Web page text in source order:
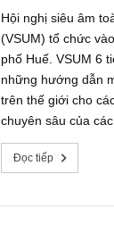
Hội nghị siêu âm
(VSUM) tổ chức
phố Huế. VSUM 6
những hướng dẫn
trên thế giới cho
chuyên sâu của
Đọc tiếp